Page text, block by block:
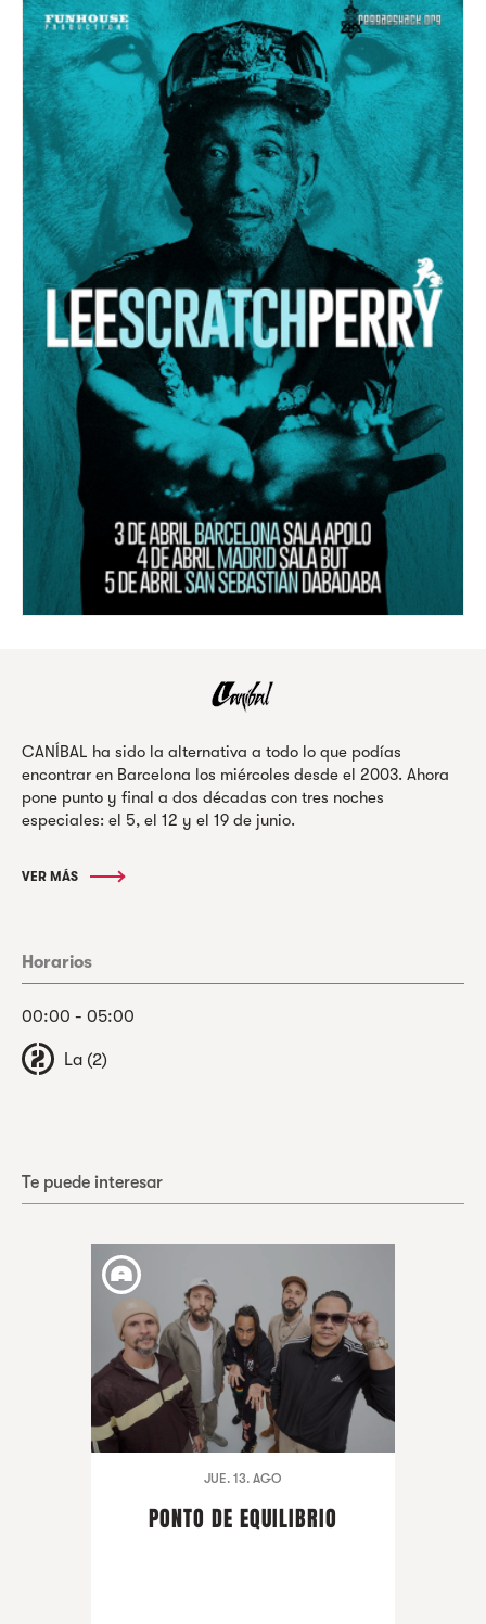
CANÍBAL ha sido la alternativa a todo lo que podías
encontrar en Barcelona los miércoles desde el 2003. Ahora
pone punto y final a dos décadas con tres noches
especiales: el 5, el 12 y el 19 de junio.
VER MÁS
Horarios
00:00 - 05:00
La (2)
Te puede interesar
JUE. 13. AGO
PONTO DE EQUILIBRIO